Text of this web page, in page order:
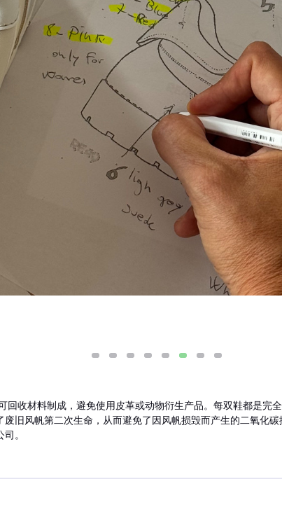
回收材料制成，避免使用皮革或动物衍生产品。每双鞋都是完
旧风帆第二次生命，从而避免了因风帆损毁而产生的二氧化
。